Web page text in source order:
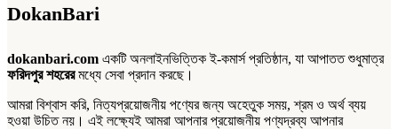
DokanBari
dokanbari.com একটি অনলাইনভিত্তিক ই-কমার্স প্রতিষ্ঠান, যা আপাতত শুধুমাত্র
ফরিদপুর শহরেরমধ্যে সেবা প্রদান করছে।
আমরা বিশ্বাস করি, নিত্যপ্রয়োজনীয় পণ্যের জন্য অহেতুক সময়, শ্রম ও অর্থ ব্যয়
হওয়া উচিত নয়। এই লক্ষ্যেই আমরা আপনার প্রয়োজনীয় পণ্যদ্রব্য আপনার